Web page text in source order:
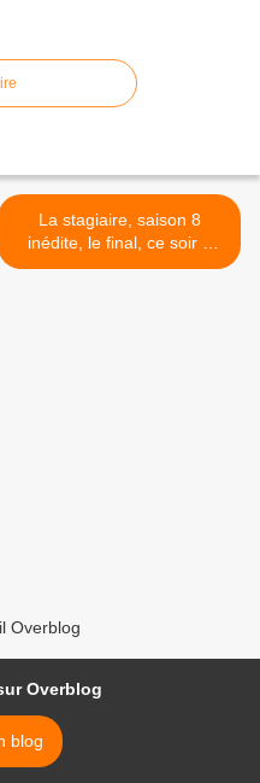
La stagiaire, saison 8
inédite, le final, ce soir à
21h10 sur France 3 >
Overblog
Overblog
blog